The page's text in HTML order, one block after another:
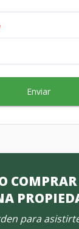
Enviar
COMPRAR
para